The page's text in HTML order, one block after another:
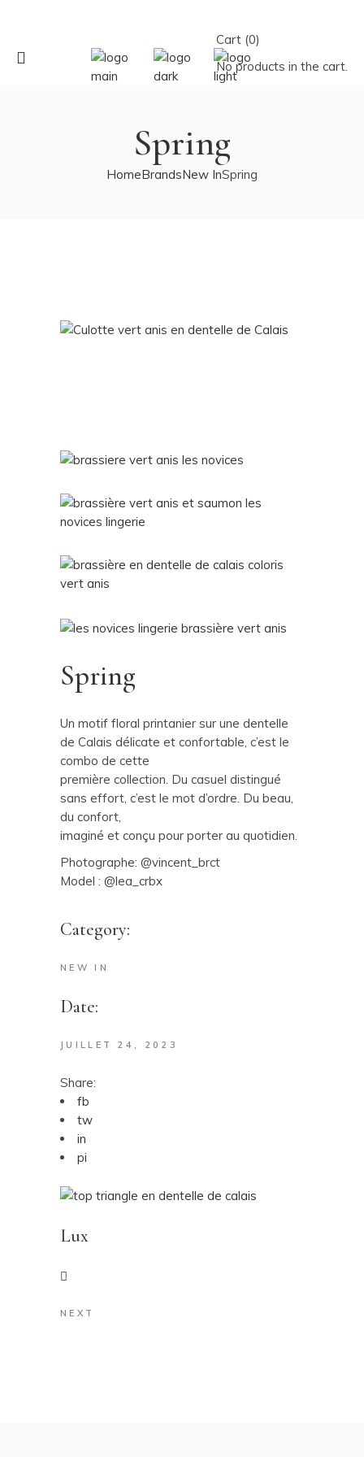
Cart (0)
No products in the cart.
Spring
HomeBrandsNew InSpring
Spring
Un motif floral printanier sur une dentelle
de Calais délicate et confortable, c’est le
combo de cette
première collection. Du casuel distingué
sans effort, c’est le mot d’ordre. Du beau,
du confort,
imaginé et conçu pour porter au quotidien.
Photographe: @vincent_brct
Model : @lea_crbx
Category:
NEW IN
Date:
JUILLET 24, 2023
Share:
fb
tw
in
pi
Lux
NEXT